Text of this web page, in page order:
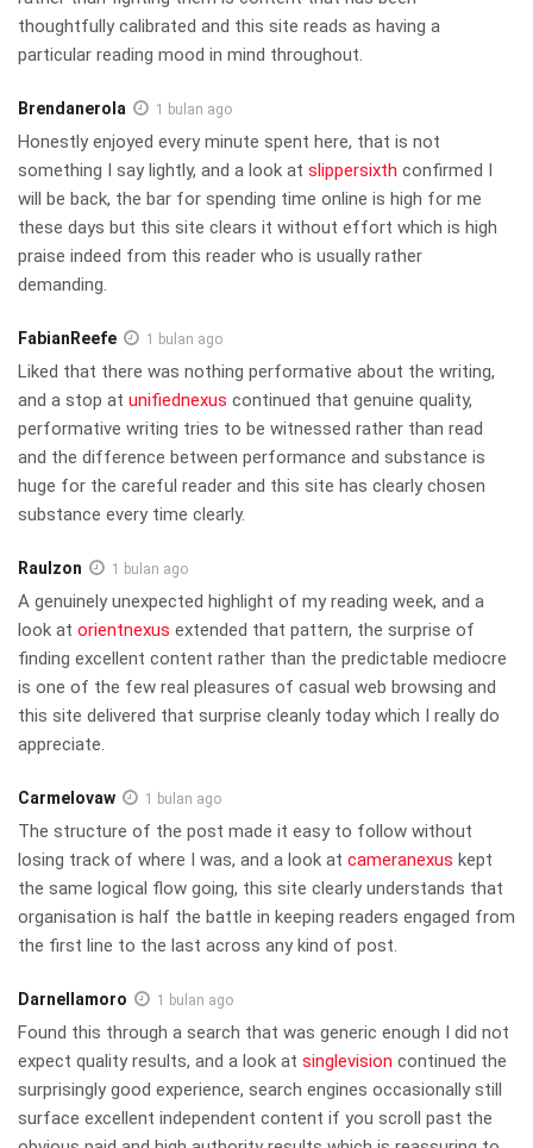
thoughtfully calibrated and this site reads as having a
particular reading mood in mind throughout.
Brendanerola 1 bulan ago
Honestly enjoyed every minute spent here, that is not
something I say lightly, and a look at slippersixth confirmed I
will be back, the bar for spending time online is high for me
these days but this site clears it without effort which is high
praise indeed from this reader who is usually rather
demanding.
FabianReefe 1 bulan ago
Liked that there was nothing performative about the writing,
and a stop at unifiednexus continued that genuine quality,
performative writing tries to be witnessed rather than read
and the difference between performance and substance is
huge for the careful reader and this site has clearly chosen
substance every time clearly.
Raulzon 1 bulan ago
A genuinely unexpected highlight of my reading week, and a
look at orientnexus extended that pattern, the surprise of
finding excellent content rather than the predictable mediocre
is one of the few real pleasures of casual web browsing and
this site delivered that surprise cleanly today which I really do
appreciate.
Carmelovaw 1 bulan ago
The structure of the post made it easy to follow without
losing track of where I was, and a look at cameranexus kept
the same logical flow going, this site clearly understands that
organisation is half the battle in keeping readers engaged from
the first line to the last across any kind of post.
Darnellamoro 1 bulan ago
Found this through a search that was generic enough I did not
expect quality results, and a look at singlevision continued the
surprisingly good experience, search engines occasionally still
surface excellent independent content if you scroll past the